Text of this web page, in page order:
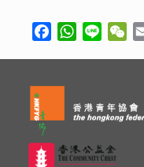
FacebookWhatsApp
Line